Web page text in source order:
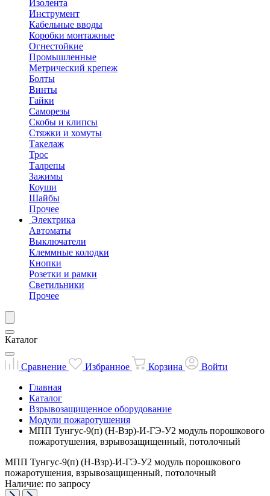
Изолента
Инструмент
Кабельные вводы
Коробки монтажные
Огнестойкие
Промышленные
Метрический крепеж
Болты
Винты
Гайки
Саморезы
Скобы и клипсы
Стяжки и хомуты
Такелаж
Трос
Талрепы
Зажимы
Коуши
Шайбы
Прочее
Электрика
Автоматы
Выключатели
Клеммные колодки
Кнопки
Розетки и рамки
Светильники
Прочее
Каталог
Сравнение Избранное Корзина
Войти
Главная
Каталог
Взрывозащищенное оборудование
Модули пожаротушения
МПП Тунгус-9(п) (Н-Взр)-И-ГЭ-У2 модуль порошкового
пожаротушения, взрывозащищенный, потолочный
МПП Тунгус-9(п) (Н-Взр)-И-ГЭ-У2 модуль порошкового
пожаротушения, взрывозащищенный, потолочный
Наличие: по запросу